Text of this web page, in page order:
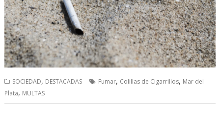
SOCIEDAD, DESTACADAS Fumar, Colillas de Cigarrillos, Mar del
Plata, MULTAS